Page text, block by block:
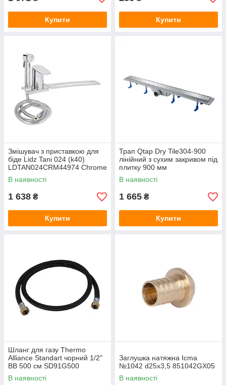
Купити Купити
Змішувач з приставкою для
біде Lidz Tani 024 (k40)
LDTAN024CRM44974 Chrome
В наявності
1 638 ₴
Купити
Трап Qtap Dry Tile304-900
лінійний з сухим закривом під
плитку 900 мм
В наявності
1 665 ₴
Купити
Шланг для газу Thermo
Alliance Standart чорний 1/2"
ВВ 500 см SD91G500
В наявності
Заглушка натяжна Icma
№1042 d25х3,5 851042GX05
В наявності